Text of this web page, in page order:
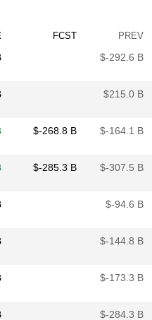
FCST PREV
$​-292.6 B
$​215.0 B
$​-268.8 B $​-164.1 B
$​-285.3 B $​-307.5 B
$​-94.6 B
$​-144.8 B
$​-173.3 B
$​-284.3 B